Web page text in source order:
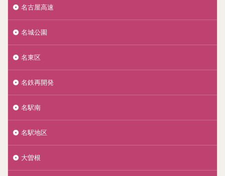
名古屋高速
名城公園
名東区
名鉄再開発
名駅南
名駅地区
大曽根